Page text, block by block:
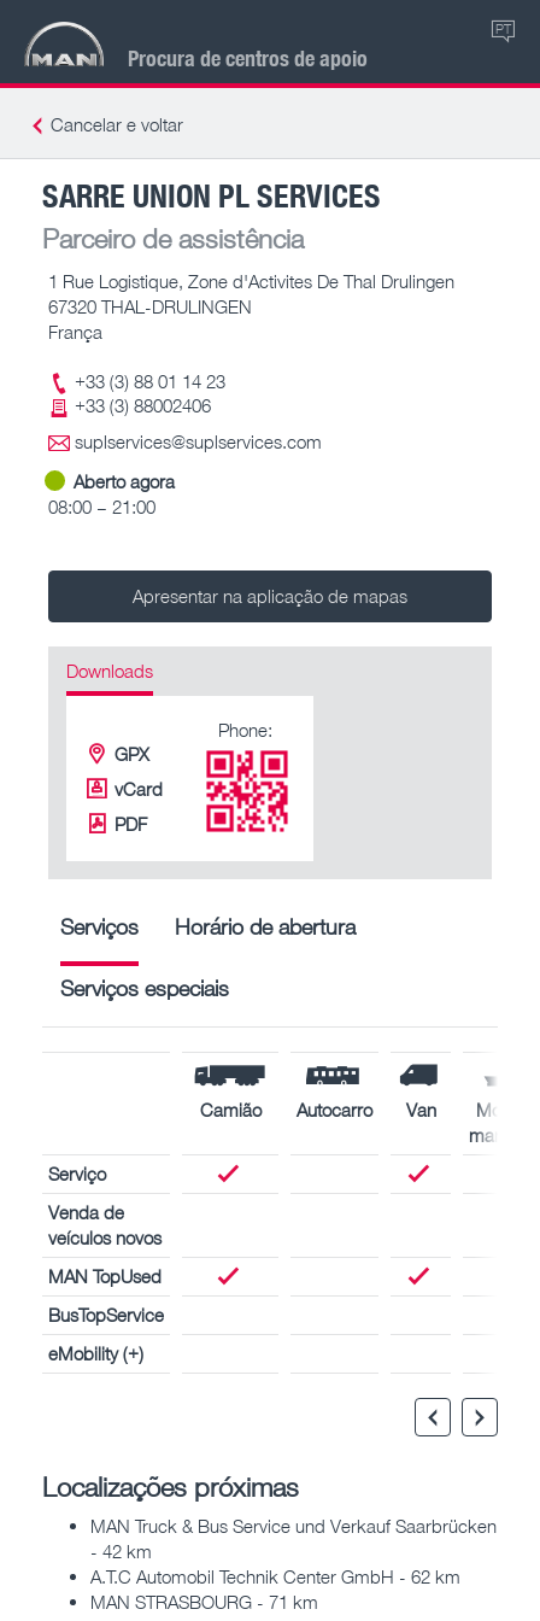
Procura de centros de apoio
PT
Cancelar e voltar
SARRE UNION PL SERVICES
Parceiro de assistência
1 Rue Logistique, Zone d'Activites De Thal Drulingen
67320 THAL-DRULINGEN
França
+33 (3) 88 01 14 23
+33 (3) 88002406
suplservices@suplservices.com
Aberto agora
08:00 – 21:00
Apresentar na aplicação de mapas
Downloads
GPX
vCard
PDF
Phone:
Serviços Horário de abertura
Serviços especiais
Camião Autocarro Van
Motores
Serviço
Venda de
veículos novos
MAN TopUsed
BusTopService
eMobility (+)
Localizações próximas
MAN Truck & Bus Service und Verkauf Saarbrücken
- 42 km
A.T.C Automobil Technik Center GmbH - 62 km
MAN STRASBOURG - 71 km